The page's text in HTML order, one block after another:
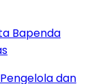
Bapenda